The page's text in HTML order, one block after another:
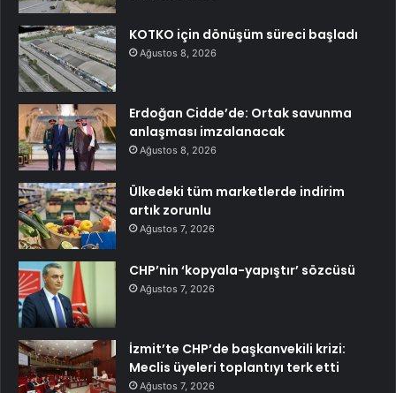
KOTKO için dönüşüm süreci başladı
Ağustos 8, 2026
Erdoğan Cidde’de: Ortak savunma
anlaşması imzalanacak
Ağustos 8, 2026
Ülkedeki tüm marketlerde indirim
artık zorunlu
Ağustos 7, 2026
CHP’nin ‘kopyala-yapıştır’ sözcüsü
Ağustos 7, 2026
İzmit’te CHP’de başkanvekili krizi:
Meclis üyeleri toplantıyı terk etti
Ağustos 7, 2026